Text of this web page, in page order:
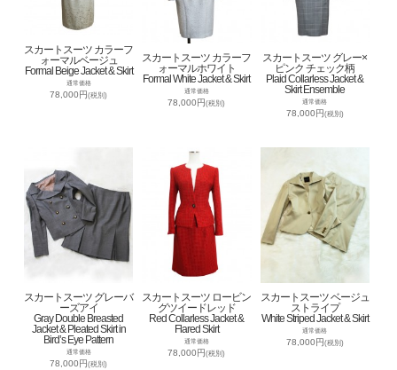
スカートスーツ カラーフ
ォーマルベージュ
Formal Beige Jacket & Skirt
通常価格
78,000円(税別)
スカートスーツ カラーフ
ォーマルホワイト
Formal White Jacket & Skirt
通常価格
78,000円(税別)
スカートスーツ グレー×
ピンク チェック柄
Plaid Collarless Jacket &
Skirt Ensemble
通常価格
78,000円(税別)
スカートスーツ グレーバ
ーズアイ
Gray Double Breasted
Jacket & Pleated Skirt in
Bird’s Eye Pattern
通常価格
78,000円(税別)
スカートスーツ ロービン
グツイードレッド
Red Collarless Jacket &
Flared Skirt
通常価格
78,000円(税別)
スカートスーツ ベージュ
ストライプ
White Striped Jacket & Skirt
通常価格
78,000円(税別)